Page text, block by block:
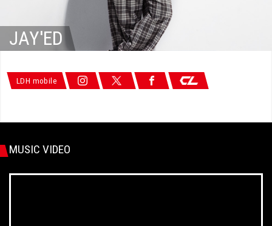
JAY'ED
LDH mobile
MUSIC VIDEO